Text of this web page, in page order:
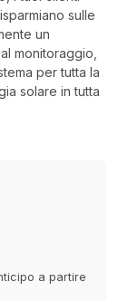
sulle
un
monitoraggio,
per tutta la
solare in tutta
a partire